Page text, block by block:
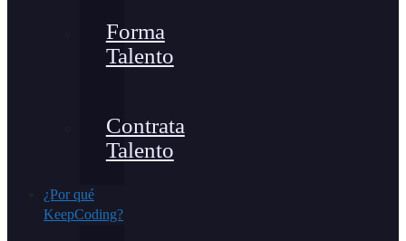
Forma
Talento
Contrata
Talento
¿Por qué
KeepCoding?